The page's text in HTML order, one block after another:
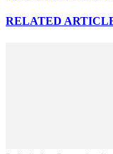
RELATED